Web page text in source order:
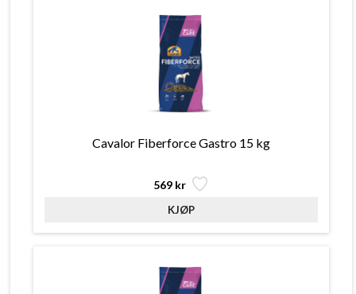
Cavalor Fiberforce Gastro 15 kg
569 kr